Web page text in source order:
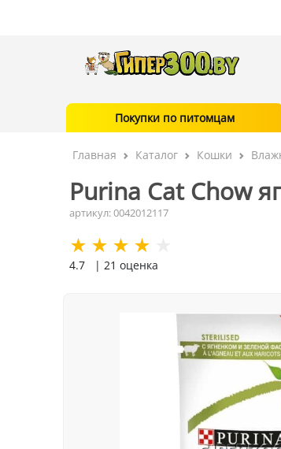
Покупки по питомцам
Главная Каталог Кошки
Purina Cat Chow
артикул: 0042012117
4.7 | 21 оценка